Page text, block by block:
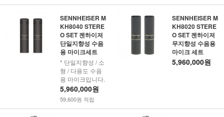
SENNHEISER M
KH8040 STERE
O SET 젠하이져
단일지향성 수음
용 마이크세트
* 단일지향성 / 소
형 / 다용도 수음
용 마이크입니다.
5,960,000원
59,600원 적립
SENNHEISER M
KH8020 STERE
O SET 젠하이져
무지향성 수음용
마이크 세트
5,960,000원